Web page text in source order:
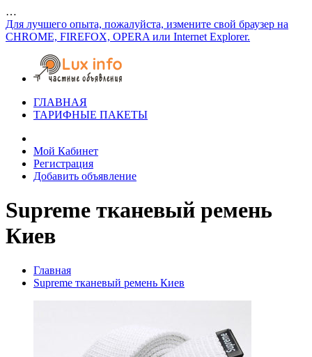
…
Для лучшего опыта, пожалуйста, измените свой браузер на
CHROME, FIREFOX, OPERA или Internet Explorer.
ГЛАВНАЯ
ТАРИФНЫЕ ПАКЕТЫ
Мой Кабинет
Регистрация
Добавить объявление
Supreme тканевый ремень
Киев
Главная
Supreme тканевый ремень Киев